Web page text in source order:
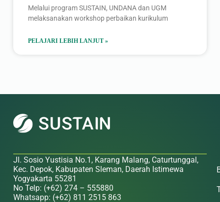
Melalui program SUSTAIN, UNDANA dan UGM
melaksanakan workshop perbaikan kurikulum
PELAJARI LEBIH LANJUT »
Jl. Sosio Yustisia No.1, Karang Malang, Caturtunggal,
Kec. Depok, Kabupaten Sleman, Daerah Istimewa
Yogyakarta 55281
No Telp: (+62) 274 – 555880
Whatsapp: (+62) 811 2515 863